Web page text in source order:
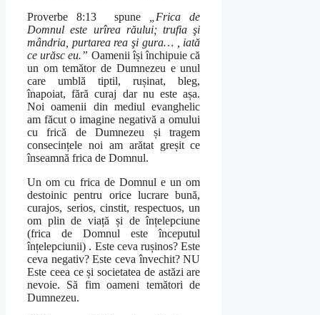
Proverbe 8:13 spune
„Frica de
Domnul este urîrea răului; trufia şi
mândria, purtarea rea şi gura… , iată
ce urăsc eu.” Oamenii își închipuie că
un om temător de Dumnezeu e unul
care umblă tiptil, rușinat, bleg,
înapoiat, fără curaj dar nu este așa.
Noi oamenii din mediul evanghelic
am făcut o imagine negativă a omului
cu frică de Dumnezeu și tragem
consecințele noi am arătat greșit ce
înseamnă frica de Domnul.
Un om cu frica de Domnul e un om
destoinic pentru orice lucrare bună,
curajos, serios, cinstit, respectuos, un
om plin de viață și de înțelepciune
(frica de Domnul este începutul
înțelepciunii) . Este ceva rușinos? Este
ceva negativ? Este ceva învechit? NU
Este ceea ce și societatea de astăzi are
nevoie. Să fim oameni temători de
Dumnezeu.